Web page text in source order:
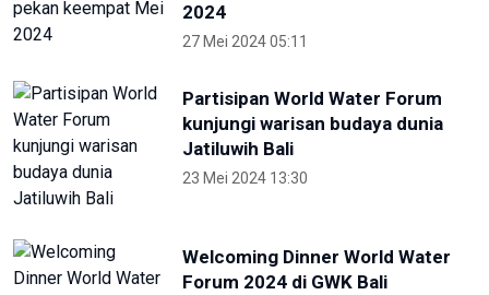
2024
27 Mei 2024 05:11
Partisipan World Water Forum
kunjungi warisan budaya dunia
Jatiluwih Bali
23 Mei 2024 13:30
Welcoming Dinner World Water
Forum 2024 di GWK Bali